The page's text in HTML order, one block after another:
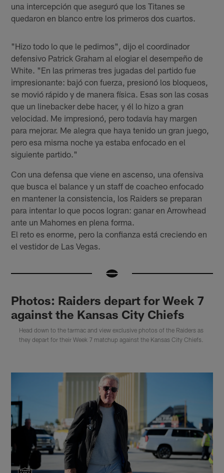
una intercepción que aseguró que los Titanes se
quedaron en blanco entre los primeros dos cuartos.
"Hizo todo lo que le pedimos", dijo el coordinador
defensivo Patrick Graham al elogiar el desempeño de
White. "En las primeras tres jugadas del partido fue
impresionante: bajó con fuerza, presionó los bloqueos,
se movió rápido y de manera física. Esas son las cosas
que un linebacker debe hacer, y él lo hizo a gran
velocidad. Me impresionó, pero todavía hay margen
para mejorar. Me alegra que haya tenido un gran juego,
pero esa misma noche ya estaba enfocado en el
siguiente partido."
Con una defensa que viene en ascenso, una ofensiva
que busca el balance y un staff de coacheo enfocado
en mantener la consistencia, los Raiders se preparan
para intentar lo que pocos logran: ganar en Arrowhead
ante un Mahomes en plena forma.
El reto es enorme, pero la confianza está creciendo en
el vestidor de Las Vegas.
Photos: Raiders depart for Week 7
against the Kansas City Chiefs
Head down to the tarmac and view exclusive photos of the Raiders as
they depart for their Week 7 matchup against the Kansas City Chiefs.